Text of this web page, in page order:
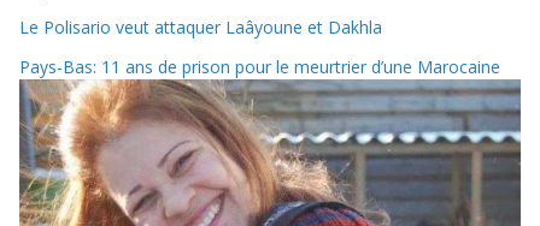
Le Polisario veut attaquer Laâyoune et Dakhla
Pays-Bas: 11 ans de prison pour le meurtrier d’une Marocaine